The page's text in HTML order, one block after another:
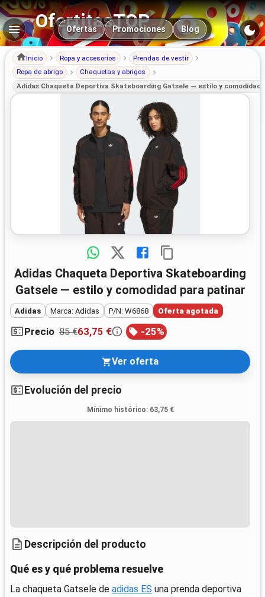
OfertitasTOP
Navegación principal
Ofertas Promociones Blog
Inicio Ropa y accesorios
Prendas de vestir
Ropa de abrigo
Chaquetas y abrigos
Adidas Chaqueta Deportiva Skateboarding Gatsele — estilo y comodidad
Adidas Chaqueta Deportiva Skateboarding
Gatsele — estilo y comodidad para patinar
Adidas Marca: Adidas P/N: W6868 Oferta agotada
Precio 85 €63,75 € -25%
Ver oferta
Evolución del precio
Mínimo histórico: 63,75 €
Descripción del producto
Qué es y qué problema resuelve
La chaqueta Gatsele de adidas ES una prenda deportiva